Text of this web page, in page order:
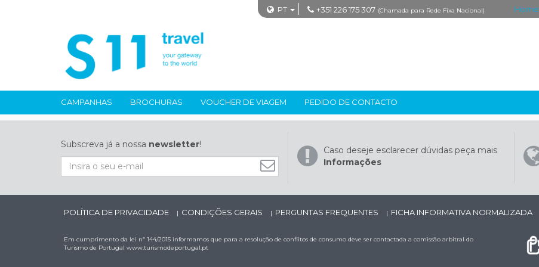
PT +351 226 175 307 (Chamada para Rede Fixa Nacional) Home
CAMPANHAS BROCHURAS VOUCHER DE VIAGEM PEDIDO DE CONTACTO
Subscreva já a nossa newsletter!
Caso deseje esclarecer dúvidas peça mais
Informações
POLÍTICA DE PRIVACIDADE | CONDIÇÕES GERAIS | PERGUNTAS FREQUENTES | FICHA INFORMATIVA NORMALIZADA
Em cumprimento da lei nº 144/2015 informamos que para a resolução de conflitos de consumo deve ser contactada a comissão arbitral do
Turismo de Portugal www.turismodeportugal.pt